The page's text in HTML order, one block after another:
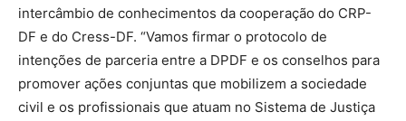
intercâmbio de conhecimentos da cooperação do CRP-
DF e do Cress-DF. “Vamos firmar o protocolo de
intenções de parceria entre a DPDF e os conselhos para
promover ações conjuntas que mobilizem a sociedade
civil e os profissionais que atuam no Sistema de Justiça